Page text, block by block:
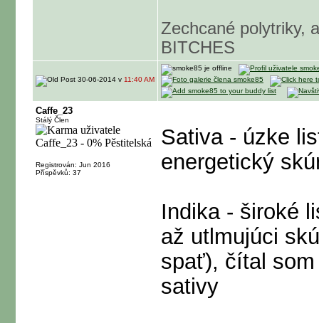
Zechcané polytriky,
BITCHES
30-06-2014 v 11:40 AM
Caffe_23
Stálý Člen
Registrován: Jun 2016
Příspěvků: 37
Sativa - úzke
energetický
Indika - široké
až utlmujúci
spať), čítal
sativy